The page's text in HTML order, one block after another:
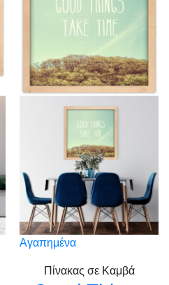
Αγαπημένα
Πίνακας σε Καμβά